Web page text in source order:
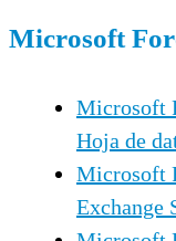
Microsoft
Microsoft
Hoja de
Microsoft
Exchange